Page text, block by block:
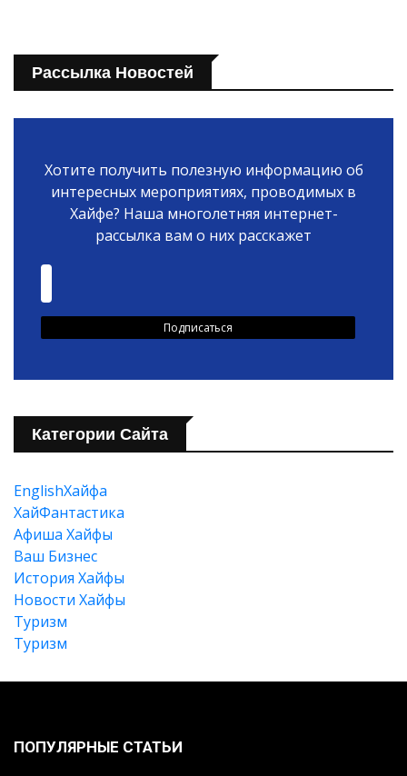
Искать
Рассылка Новостей
Хотите получить полезную информацию об
интересных мероприятиях, проводимых в
Хайфе? Наша многолетняя интернет-
рассылка вам о них расскажет
Категории Сайта
EnglishХайфа
XайФантастика
Афиша Хайфы
Ваш Бизнес
История Хайфы
Новости Хайфы
Туризм
Туризм
ПОПУЛЯРНЫЕ СТАТЬИ